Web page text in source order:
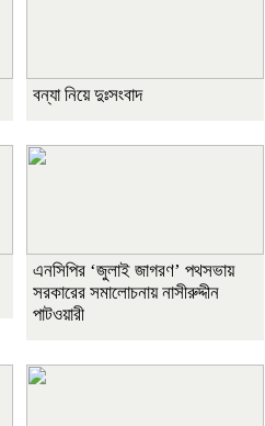
বন্যা নিয়ে দুঃসংবাদ
এনসিপির ‘জুলাই জাগরণ’ পথসভায়
সরকারের সমালোচনায় নাসীরুদ্দীন
পাটওয়ারী